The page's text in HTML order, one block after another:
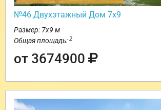
№46 Двухэтажный Дом 7х9
Размер: 7х9 м
Общая площадь: 2
от 3674900